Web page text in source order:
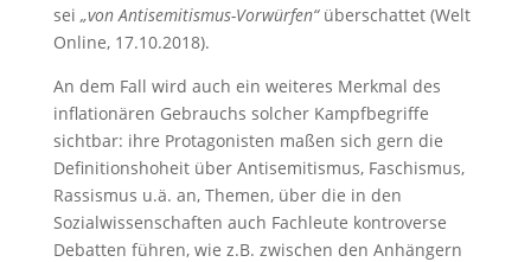
sei „von Antisemitismus-Vorwürfen“überschattet (Welt
Online, 17.10.2018).
An dem Fall wird auch ein weiteres Merkmal des
inflationären Gebrauchs solcher Kampfbegriffe
sichtbar: ihre Protagonisten maßen sich gern die
Definitionshoheit über Antisemitismus, Faschismus,
Rassismus u.ä. an, Themen, über die in den
Sozialwissenschaften auch Fachleute kontroverse
Debatten führen, wie z.B. zwischen den Anhängern